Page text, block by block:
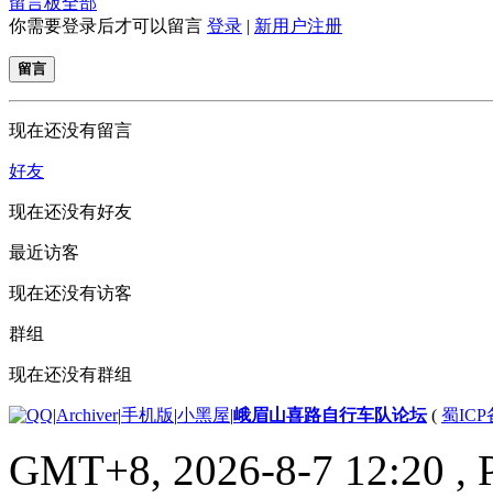
你需要登录后才可以留言 登录 | 新用户注册
留言
现在还没有留言
好友
现在还没有好友
最近访客
现在还没有访客
群组
现在还没有群组
|Archiver|手机版|小黑屋|峨眉山喜路自行车队论坛( 蜀ICP
GMT+8, 2026-8-7 12:20 ,